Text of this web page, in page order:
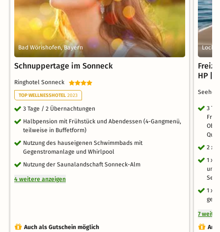
Bad Wörishofen, Bayern
Schnuppertage im Sonneck
Ringhotel Sonneck
TOP WELLNESSHOTEL 2023
3 Tage / 2 Übernachtungen
Halbpension mit Frühstück und Abendessen (4-Gangmenü,
teilweise in Buffetform)
Nutzung des hauseigenen Schwimmbads mit
Gegenstromanlage und Whirlpool
Nutzung der Saunalandschaft Sonneck-Alm
4 weitere anzeigen
Auch als Gutschein möglich
HP |
3
2 x
1 x
und
1 x
7